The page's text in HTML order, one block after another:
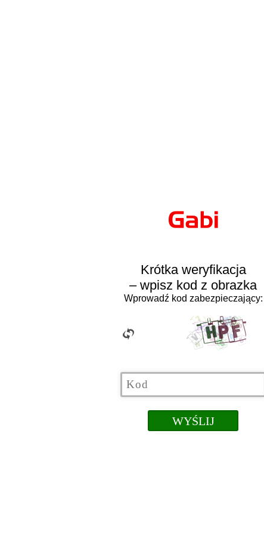
Krótka weryfikacja
– wpisz kod z obrazka
Wprowadź kod zabezpieczający: